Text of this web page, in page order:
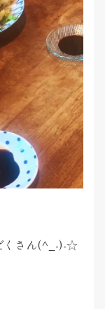
くさん(^_-)-☆